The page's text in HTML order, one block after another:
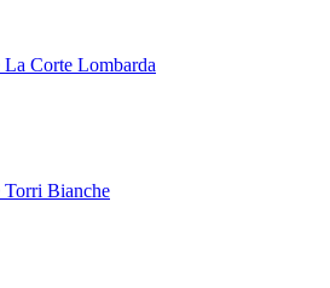
Corte Lombarda
Bianche